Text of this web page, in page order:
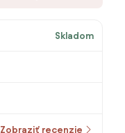
Skladom
Zobraziť recenzie